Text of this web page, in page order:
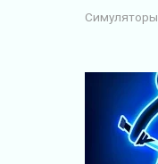
Симуляторы